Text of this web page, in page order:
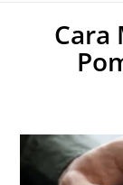
Cara